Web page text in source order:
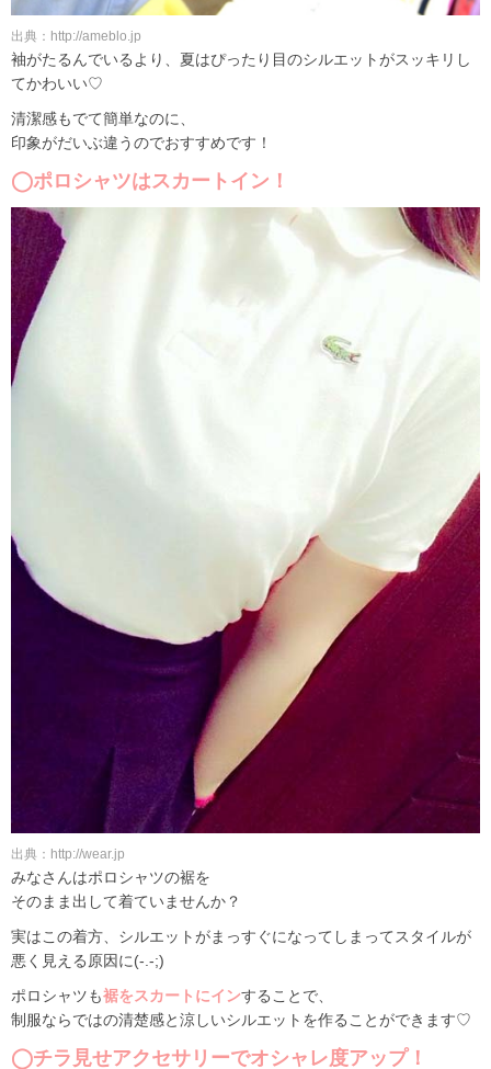
出典：http://ameblo.jp
袖がたるんでいるより、夏はぴったり目のシルエットがスッキリし
てかわいい♡
清潔感もでて簡単なのに、
印象がだいぶ違うのでおすすめです！
◯ポロシャツはスカートイン！
出典：http://wear.jp
みなさんはポロシャツの裾を
そのまま出して着ていませんか？
実はこの着方、シルエットがまっすぐになってしまってスタイルが
悪く見える原因に(-.-;)
ポロシャツも裾をスカートにインすることで、
制服ならではの清楚感と涼しいシルエットを作ることができます♡
◯チラ見せアクセサリーでオシャレ度アップ！